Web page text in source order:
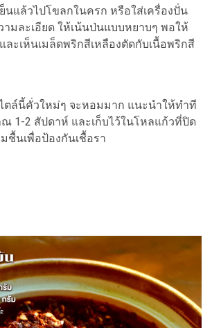
นแล้วไปโขลกในครก หรือใส่เครื่องปั่น
ามละเอียด ให้เน้นป่นแบบหยาบๆ พอให้
ละเห็นเมล็ดพริกสีเหลืองตัดกับเนื้อพริกสี
ตล์นี้คั่วใหม่ๆ จะหอมมาก แนะนำให้ทำที
1-2 สัปดาห์ และเก็บไว้ในโหลแก้วที่ปิด
ชื้นเพื่อป้องกันเชื้อรา